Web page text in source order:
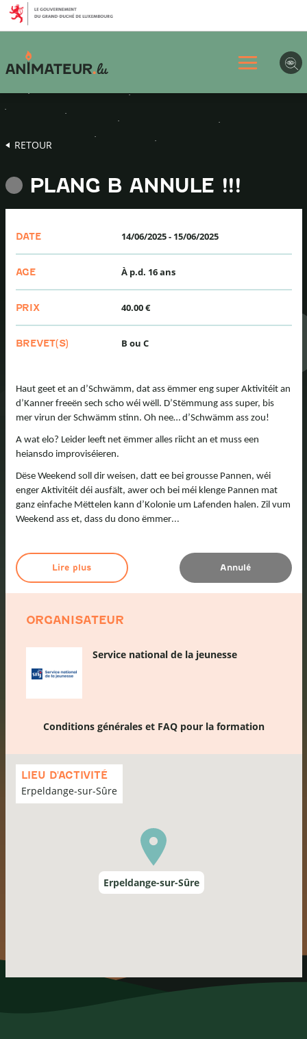
Aller
au
menu
principal
Aller
au
contenu
Aller
au
pied
page
RETOUR
PLANG B ANNULE !!!
DATE 14/06/2025- 15/06/2025
AGE À p.d. 16 ans
PRIX 40.00 €
BREVET(S) B ou C
Haut geet et an d’Schwämm, dat ass ëmmer eng super Aktivitéit an
d’Kanner freeën sech scho wéi wëll. D’Stëmmung ass super, bis
mer virun der Schwämm stinn. Oh nee… d’Schwämm ass zou!
A wat elo? Leider leeft net ëmmer alles riicht an et muss een
heiansdo improviséieren.
Dëse Weekend soll dir weisen, datt ee bei grousse Pannen, wéi
enger Aktivitéit déi ausfält, awer och bei méi klenge Pannen mat
ganz einfache Mëttelen kann d’Kolonie um Lafenden halen. Zil vum
Weekend ass et, dass du dono ëmmer...
Lire plus Annulé
ORGANISATEUR
Service national de la jeunesse
Conditions générales et FAQ pour la formation
LIEU D'ACTIVITÉ
Erpeldange-sur-Sûre
Passer
carte
Erpeldange-sur-Sûre